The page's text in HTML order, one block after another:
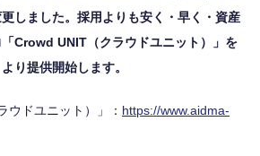
しました。採用よりも安く・早く・資産
Crowd UNIT（クラウドユニット）」を
り提供開始します。
ドユニット）」： https://www.aidma-